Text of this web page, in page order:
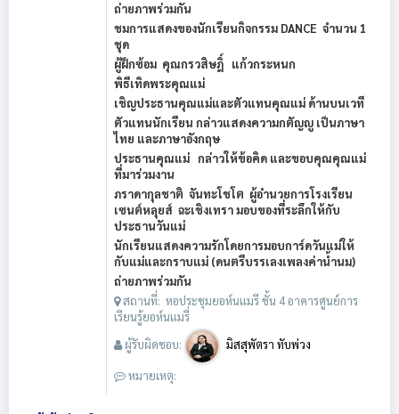
ถ่ายภาพร่วมกัน
ชมการแสดงของนักเรียนกิจกรรม DANCE จำนวน 1
ชุด
ผู้ฝึกซ้อม คุณกรวสิษฎิ์ แก้วกระหนก
พิธีเทิดพระคุณแม่
เชิญประธานคุณแม่และตัวแทนคุณแม่ ด้านบนเวที
ตัวแทนนักเรียน กล่าวแสดงความกตัญญู เป็นภาษา
ไทย และภาษาอังกฤษ
ประธานคุณแม่ กล่าวให้ข้อคิด และขอบคุณคุณแม่
ที่มาร่วมงาน
ภราดากุลชาติ จันทะโชโต ผู้อำนวยการโรงเรียน
เซนต์หลุยส์ ฉะเชิงเทรา มอบของที่ระลึกให้กับ
ประธานวันแม่
นักเรียนแสดงความรักโดยการมอบการ์ดวันแม่ให้
กับแม่และกราบแม่ (ดนตรีบรรเลงเพลงค่าน้ำนม)
ถ่ายภาพร่วมกัน
สถานที่: หอประชุมยอห์นแมรี ชั้น 4 อาคารศูนย์การ
เรียนรู้ยอห์นแมรี่
ผู้รับผิดชอบ:
มิสสุพัตรา ทับพ่วง
หมายเหตุ: